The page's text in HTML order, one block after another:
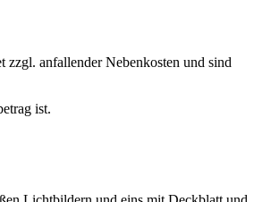
zzgl. anfallender Nebenkosten und sind
ist.